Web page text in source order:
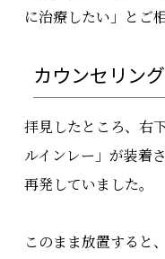
に治療したい」とご
カウンセリン
拝見したところ、右
ルインレー」が装着
再発していました。
このまま放置すると